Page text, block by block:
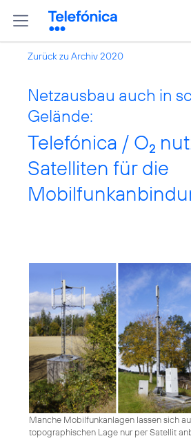
Zurück zu Archiv 2020
Netzausbau auch in
Gelände:
Telefónica / O2
Satelliten für die
Manche Mobilfunkanlagen lassen sich
topographischen Lage nur per Satellit